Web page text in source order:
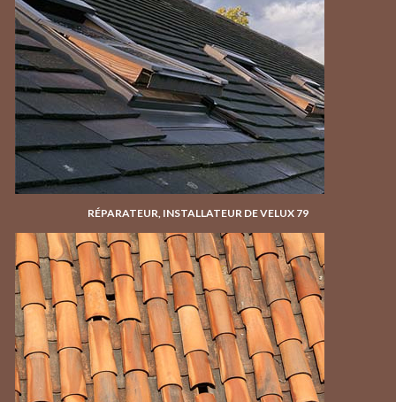
RÉPARATEUR, INSTALLATEUR DE VELUX 79